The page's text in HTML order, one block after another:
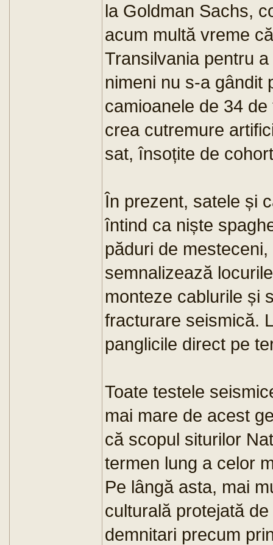
la Goldman Sachs,
acum multă vreme
Transilvania pentru
nimeni nu s-a gândit
camioanele de 34
crea cutremure
sat, însoțite de
În prezent, satele și
întind ca niște
păduri de
semnalizează
monteze cablurile și
fracturare seismică.
panglicile direct pe
Toate testele
mai mare de acest
că scopul siturilor
termen lung a celor
Pe lângă asta, mai
culturală protejată
demnitari precum